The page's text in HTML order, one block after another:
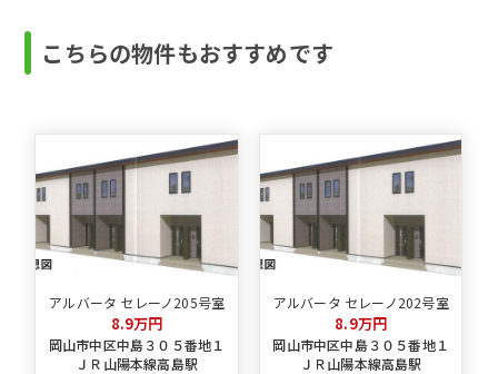
こちらの物件もおすすめです
アルバータ セレーノ205号室
8.9万円
岡山市中区中島３０５番地１
ＪＲ山陽本線高島駅
アルバータ セレーノ202号室
8.9万円
岡山市中区中島３０５番地１
ＪＲ山陽本線高島駅